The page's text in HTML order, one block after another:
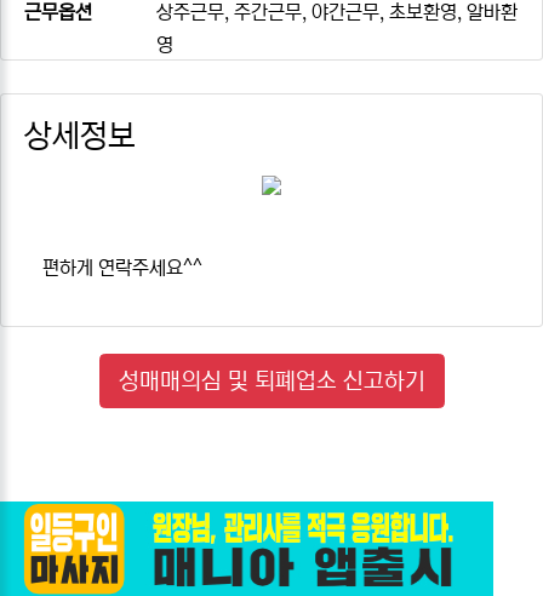
근무옵션
상주근무, 주간근무, 야간근무, 초보환영, 알바환
영
상세정보
편하게 연락주세요^^
성매매의심 및 퇴폐업소 신고하기